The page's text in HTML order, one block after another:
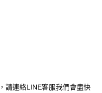
，將跳轉至「AFTEE先享後付」
可完成結帳。
訊。
訊中的連結，可透過四大超商／
但若您需要取消訂單，請聯絡
仍視為有效，需透過AFTEE先享
結帳頁面顯示為準，若有關於
費
費
費
請連絡LINE客服我們會盡快